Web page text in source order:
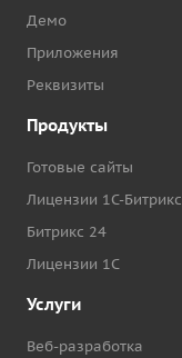
Демо
Приложения
Реквизиты
Продукты
Готовые сайты
Лицензии 1С-Битрикс
Битрикс 24
Лицензии 1С
Услуги
Веб-разработка